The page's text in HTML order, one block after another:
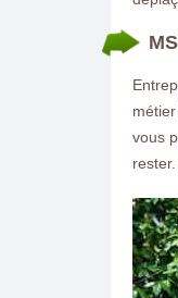
vous